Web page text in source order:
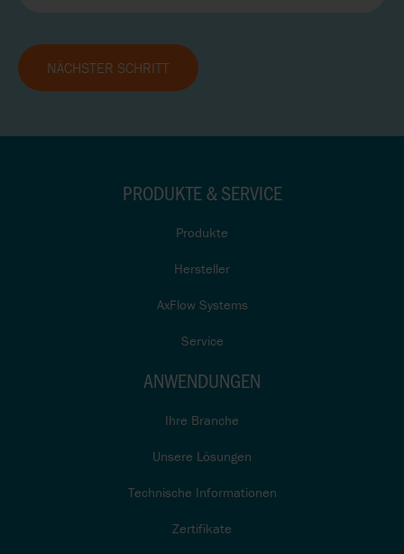
NÄCHSTER SCHRITT
PRODUKTE & SERVICE
Produkte
Hersteller
AxFlow Systems
Service
ANWENDUNGEN
Ihre Branche
Unsere Lösungen
Technische Informationen
Zertifikate